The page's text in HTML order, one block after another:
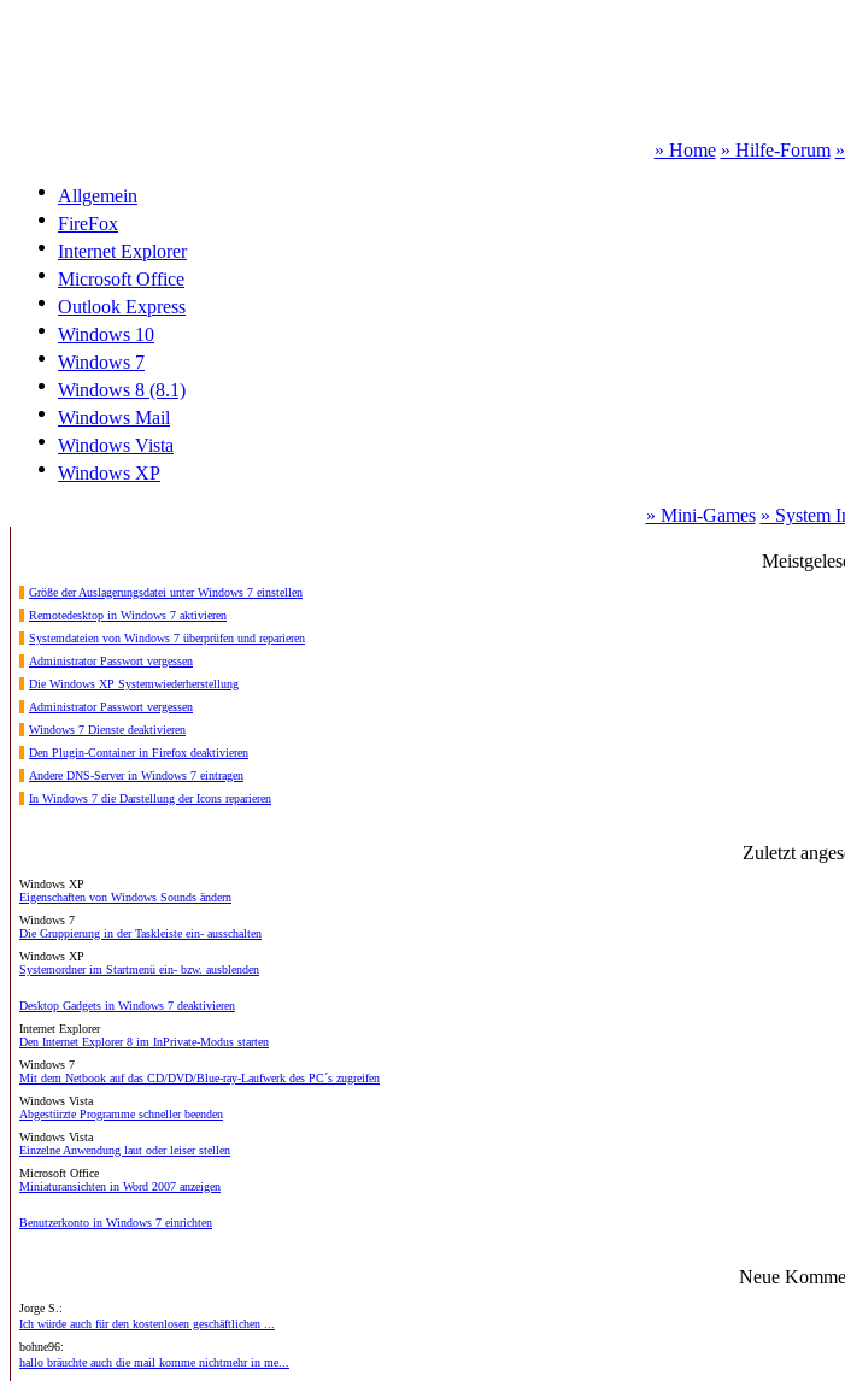
» Home » Hilfe-Forum
Allgemein
FireFox
Internet Explorer
Microsoft Office
Outlook Express
Windows 10
Windows 7
Windows 8 (8.1)
Windows Mail
Windows Vista
Windows XP
» Mini-Games » System
Größe der Auslagerungsdatei unter Windows 7 einstellen
Remotedesktop in Windows 7 aktivieren
Systemdateien von Windows 7 überprüfen und reparieren
Administrator Passwort vergessen
Die Windows XP Systemwiederherstellung
Administrator Passwort vergessen
Windows 7 Dienste deaktivieren
Den Plugin-Container in Firefox deaktivieren
Andere DNS-Server in Windows 7 eintragen
In Windows 7 die Darstellung der Icons reparieren
Zuletzt
Windows XP
Eigenschaften von Windows Sounds ändern
Windows 7
Die Gruppierung in der Taskleiste ein- ausschalten
Windows XP
Systemordner im Startmenü ein- bzw. ausblenden
Desktop Gadgets in Windows 7 deaktivieren
Internet Explorer
Den Internet Explorer 8 im InPrivate-Modus starten
Windows 7
Mit dem Netbook auf das CD/DVD/Blue-ray-Laufwerk des PC´s zugreifen
Windows Vista
Abgestürzte Programme schneller beenden
Windows Vista
Einzelne Anwendung laut oder leiser stellen
Microsoft Office
Miniaturansichten in Word 2007 anzeigen
Benutzerkonto in Windows 7 einrichten
Neue
Jorge S.:
Ich würde auch für den kostenlosen geschäftlichen ...
bohne96:
hallo bräuchte auch die mail komme nichtmehr in me...